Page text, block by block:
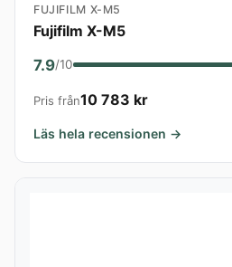
FUJIFILM X-M5
Fujifilm X-M5
7.9/10
Pris från10 783 kr
Läs hela recensionen →